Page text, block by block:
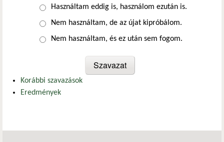
Választások
Használtam eddig is, használom ezután is.
Nem használtam, de az újat kipróbálom.
Nem használtam, és ez után sem fogom.
Korábbi szavazások
Eredmények